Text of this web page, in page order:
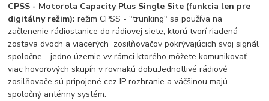
CPSS - Motorola Capacity Plus Single Site (funkcia len pre
digitálny režim): režim CPSS - "trunking" sa používa na
začlenenie rádiostanice do rádiovej siete, ktorú tvorí riadená
zostava dvoch a viacerých zosilňovačov pokrývajúcich svoj signál
spoločne - jedno územie vv rámci ktorého môžete komunikovať
viac hovorových skupín v rovnakú dobu.Jednotlivé rádiové
zosilňovače sú pripojené cez IP rozhranie a väčšinou majú
spoločný anténny systém.